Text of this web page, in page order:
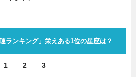
運ランキング」栄えある1位の星座は？
1 2 3